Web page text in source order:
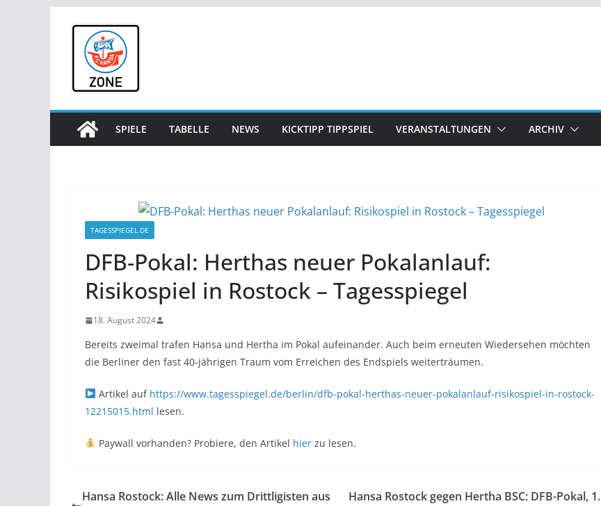
springen
SPIELE TABELLE NEWS KICKTIPP TIPPSPIEL VERANSTALTUNGEN ARCHIV
TAGESSPIEGEL.DE
DFB-Pokal: Herthas neuer Pokalanlauf:
Risikospiel in Rostock – Tagesspiegel
18. August 2024
Bereits zweimal trafen Hansa und Hertha im Pokal aufeinander. Auch beim erneuten Wiedersehen möchten
die Berliner den fast 40-jährigen Traum vom Erreichen des Endspiels weiterträumen.
Artikel auf https://www.tagesspiegel.de/berlin/dfb-pokal-herthas-neuer-pokalanlauf-risikospiel-in-rostock-
12215015.html lesen.
Paywall vorhanden? Probiere, den Artikel hierzu lesen.
Hansa Rostock: Alle News zum Drittligisten aus
Hansa Rostock gegen Hertha BSC: DFB-Pokal, 1.